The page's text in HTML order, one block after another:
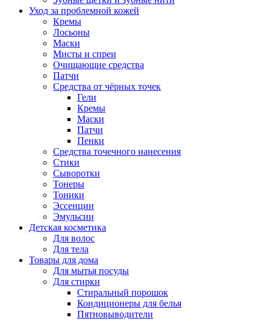
Уход за проблемной кожей
Кремы
Лосьоны
Маски
Мисты и спреи
Очищающие средства
Патчи
Средства от чёрных точек
Гели
Кремы
Маски
Патчи
Пенки
Средства точечного нанесения
Стики
Сыворотки
Тонеры
Тоники
Эссенции
Эмульсии
Детская косметика
Для волос
Для тела
Товары для дома
Для мытья посуды
Для стирки
Стиральный порошок
Кондиционеры для белья
Пятновыводители